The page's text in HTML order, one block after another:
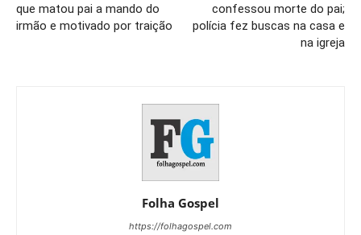
que matou pai a mando do
irmão e motivado por traição
confessou morte do pai;
polícia fez buscas na casa e
na igreja
Folha Gospel
https://folhagospel.com